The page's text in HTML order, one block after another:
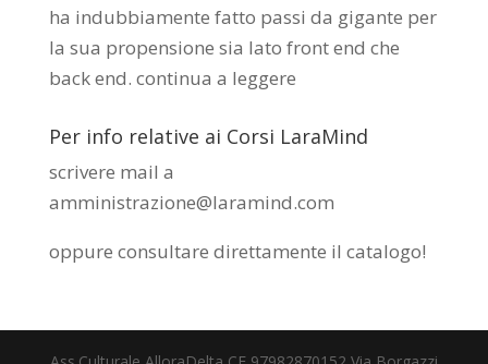
ha indubbiamente fatto passi da gigante per
la sua propensione sia lato front end che
back end. continua a leggere
Per info relative ai Corsi LaraMind
scrivere mail a
amministrazione@laramind.com
oppure consultare direttamente il catalogo!